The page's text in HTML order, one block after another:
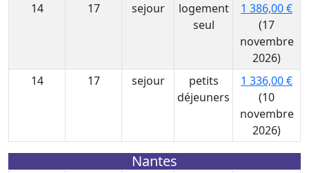
14
17 sejour
logement
seul
1 386,00 €
(17
novembre
2026)
14
17 sejour
petits
déjeuners
1 336,00 €
(10
novembre
2026)
Nantes